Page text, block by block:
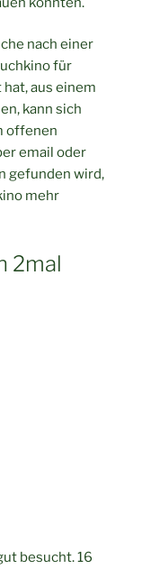
nach einer
für
hat, aus einem
kann sich
offenen
email oder
gefunden wird,
mehr
2mal
besucht. 16